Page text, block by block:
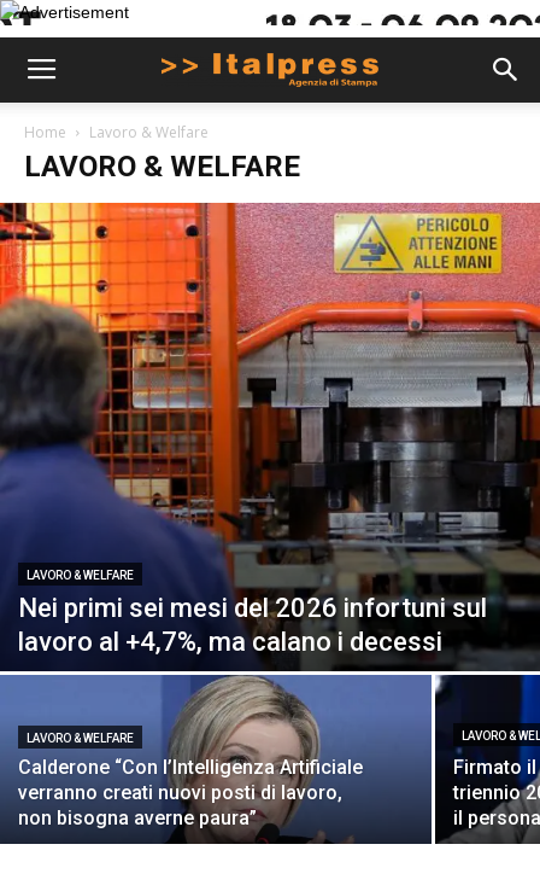
Home Lavoro & Welfare
LAVORO & WELFARE
LAVORO & WELFARE
Nei primi sei mesi del 2026 infortuni sul
lavoro al +4,7%, ma calano i decessi
LAVORO & WELFARE
Calderone “Con l’Intelligenza Artificiale
verranno creati nuovi posti di lavoro,
non bisogna averne paura”
LAVORO &
Firmato
triennio
il